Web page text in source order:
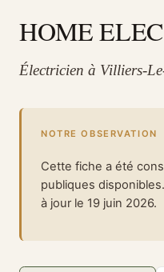
HOME
Électricien à Villiers-
NOTRE OBSERVATION
Cette fiche a été
publiques
à jour le 19 juin 2026.